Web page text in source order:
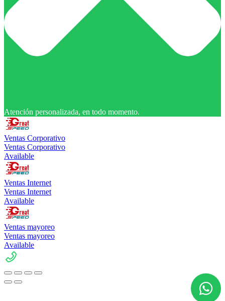
Atención personalizada, en todo momento.
Ventas Corporativo
Ventas Corporativo
Available
Ventas Internet
Ventas Internet
Available
Ventas mayoreo
Ventas mayoreo
Available